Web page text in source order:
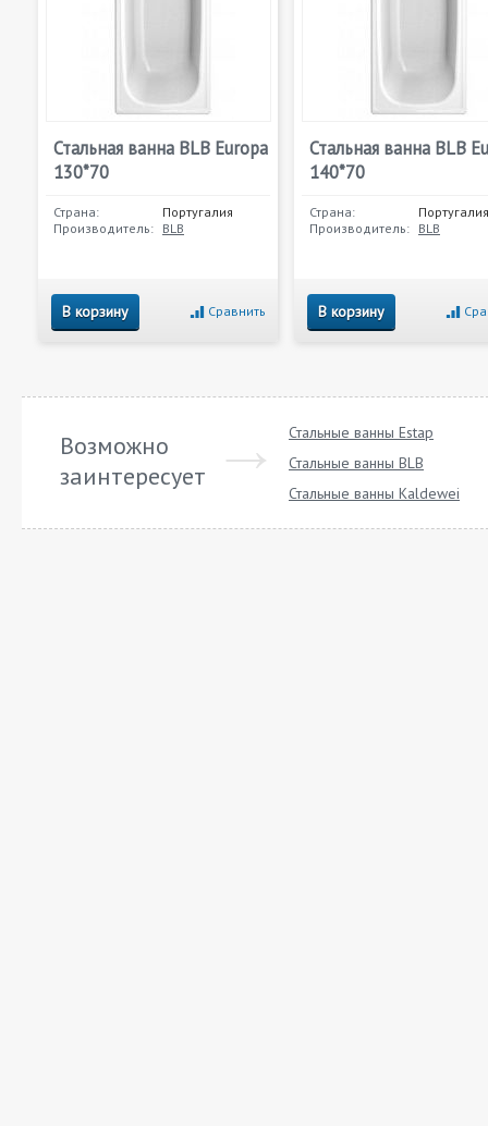
Стальная ванна BLB Europa
130*70
Страна:
Португалия
Производитель: BLB
В корзину Сравнить
Стальная ванна BLB
140*70
Страна:
Португалия
Производитель: BLB
В корзину
Возможно
заинтересует
Стальные ванны Estap
Стальные ванны BLB
Стальные ванны Kaldewei